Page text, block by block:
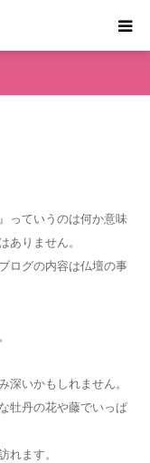
っていうのは何か意味
ありません。
ログの内容は仏壇の事
深いかもしれません。
牡丹の花や藤でいっぱ
れます。